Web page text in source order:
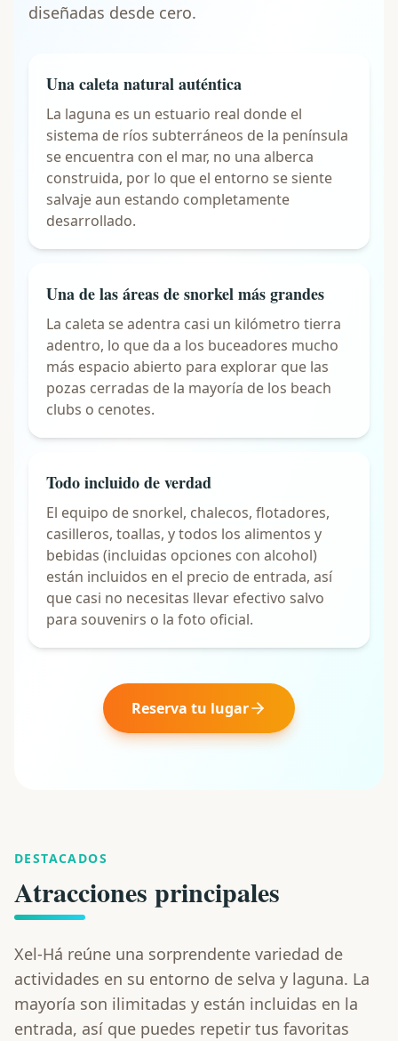
diseñadas desde cero.
Una caleta natural auténtica
La laguna es un estuario real donde el
sistema de ríos subterráneos de la península
se encuentra con el mar, no una alberca
construida, por lo que el entorno se siente
salvaje aun estando completamente
desarrollado.
Una de las áreas de snorkel más grandes
La caleta se adentra casi un kilómetro tierra
adentro, lo que da a los buceadores mucho
más espacio abierto para explorar que las
pozas cerradas de la mayoría de los beach
clubs o cenotes.
Todo incluido de verdad
El equipo de snorkel, chalecos, flotadores,
casilleros, toallas, y todos los alimentos y
bebidas (incluidas opciones con alcohol)
están incluidos en el precio de entrada, así
que casi no necesitas llevar efectivo salvo
para souvenirs o la foto oficial.
Reserva tu lugar
DESTACADOS
Atracciones principales
Xel-Há reúne una sorprendente variedad de
actividades en su entorno de selva y laguna. La
mayoría son ilimitadas y están incluidas en la
entrada, así que puedes repetir tus favoritas